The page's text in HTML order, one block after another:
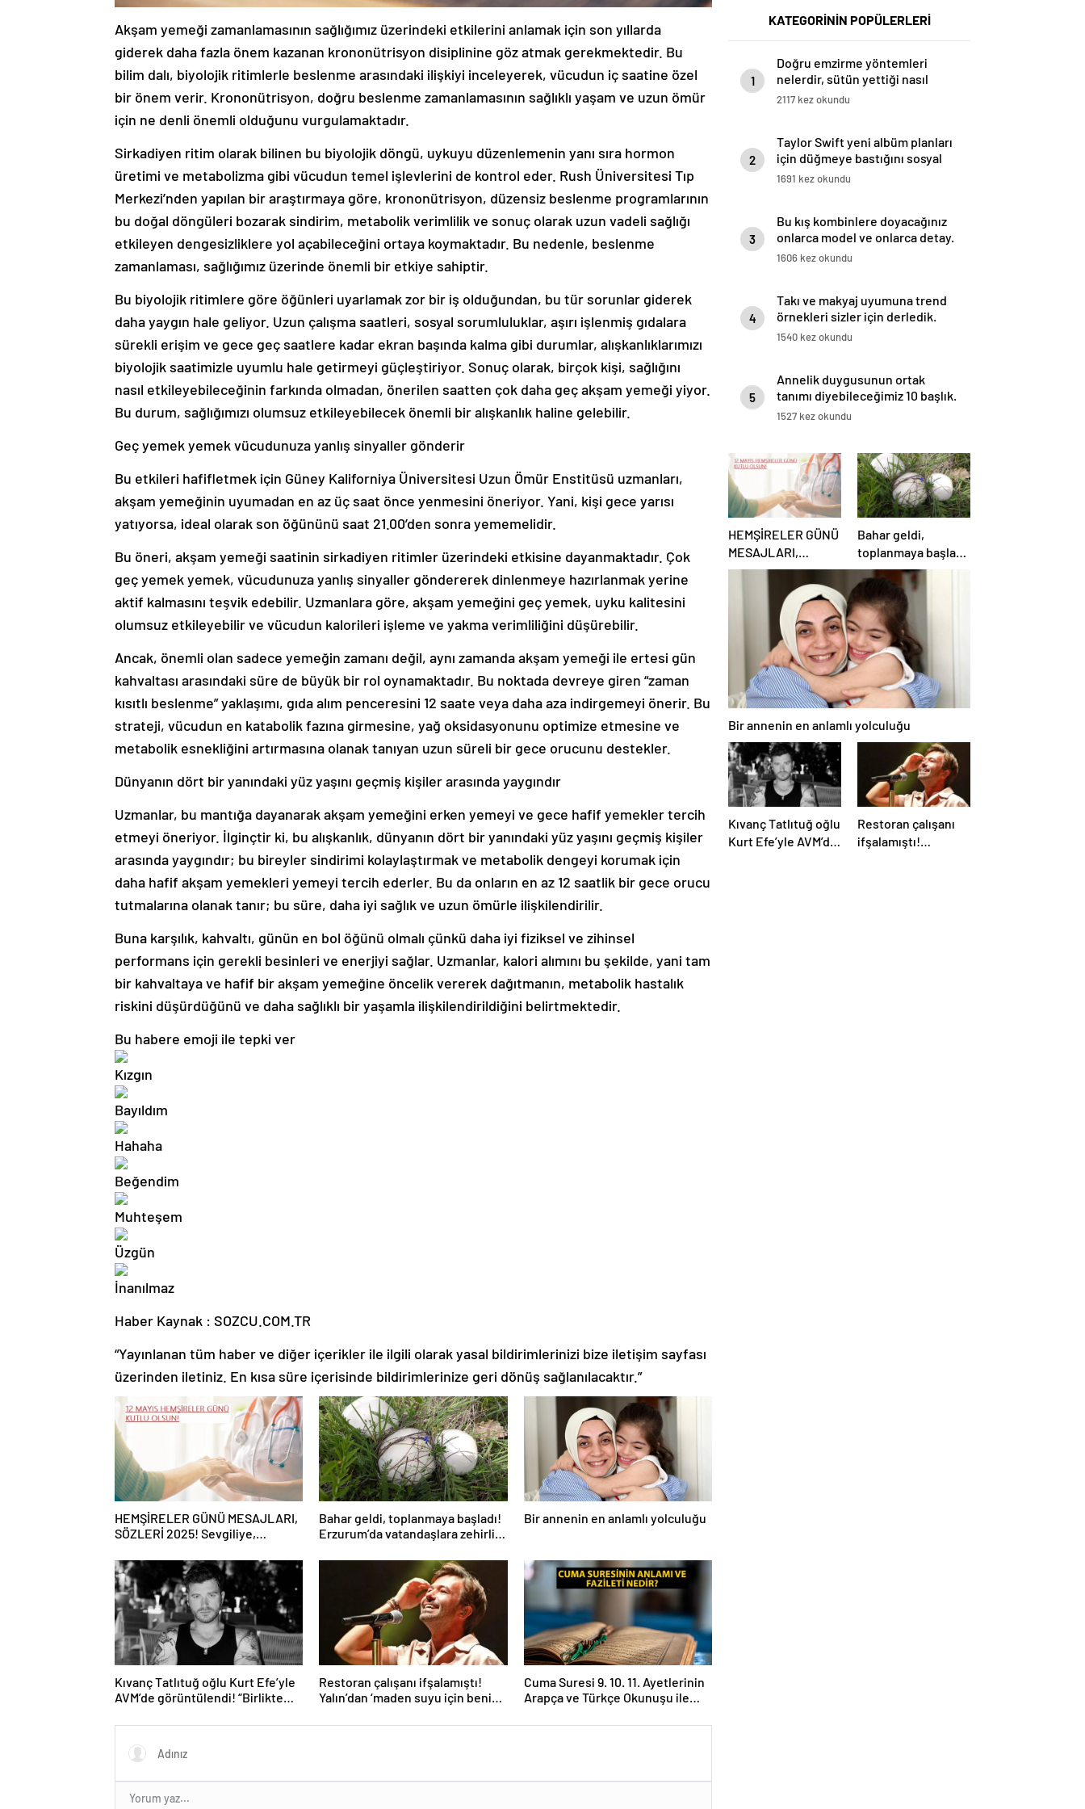
Akşam yemeği zamanlamasının sağlığımız üzerindeki etkilerini anlamak için son yıllarda
giderek daha fazla önem kazanan krononütrisyon disiplinine göz atmak gerekmektedir. Bu
bilim dalı, biyolojik ritimlerle beslenme arasındaki ilişkiyi inceleyerek, vücudun iç saatine özel
bir önem verir. Krononütrisyon, doğru beslenme zamanlamasının sağlıklı yaşam ve uzun ömür
için ne denli önemli olduğunu vurgulamaktadır.
Sirkadiyen ritim olarak bilinen bu biyolojik döngü, uykuyu düzenlemenin yanı sıra hormon
üretimi ve metabolizma gibi vücudun temel işlevlerini de kontrol eder. Rush Üniversitesi Tıp
Merkezi’nden yapılan bir araştırmaya göre, krononütrisyon, düzensiz beslenme programlarının
bu doğal döngüleri bozarak sindirim, metabolik verimlilik ve sonuç olarak uzun vadeli sağlığı
etkileyen dengesizliklere yol açabileceğini ortaya koymaktadır. Bu nedenle, beslenme
zamanlaması, sağlığımız üzerinde önemli bir etkiye sahiptir.
Bu biyolojik ritimlere göre öğünleri uyarlamak zor bir iş olduğundan, bu tür sorunlar giderek
daha yaygın hale geliyor. Uzun çalışma saatleri, sosyal sorumluluklar, aşırı işlenmiş gıdalara
sürekli erişim ve gece geç saatlere kadar ekran başında kalma gibi durumlar, alışkanlıklarımızı
biyolojik saatimizle uyumlu hale getirmeyi güçleştiriyor. Sonuç olarak, birçok kişi, sağlığını
nasıl etkileyebileceğinin farkında olmadan, önerilen saatten çok daha geç akşam yemeği yiyor.
Bu durum, sağlığımızı olumsuz etkileyebilecek önemli bir alışkanlık haline gelebilir.
Geç yemek yemek vücudunuza yanlış sinyaller gönderir
Bu etkileri hafifletmek için Güney Kaliforniya Üniversitesi Uzun Ömür Enstitüsü uzmanları,
akşam yemeğinin uyumadan en az üç saat önce yenmesini öneriyor. Yani, kişi gece yarısı
yatıyorsa, ideal olarak son öğününü saat 21.00’den sonra yememelidir.
Bu öneri, akşam yemeği saatinin sirkadiyen ritimler üzerindeki etkisine dayanmaktadır. Çok
geç yemek yemek, vücudunuza yanlış sinyaller göndererek dinlenmeye hazırlanmak yerine
aktif kalmasını teşvik edebilir. Uzmanlara göre, akşam yemeğini geç yemek, uyku kalitesini
olumsuz etkileyebilir ve vücudun kalorileri işleme ve yakma verimliliğini düşürebilir.
Ancak, önemli olan sadece yemeğin zamanı değil, aynı zamanda akşam yemeği ile ertesi gün
kahvaltası arasındaki süre de büyük bir rol oynamaktadır. Bu noktada devreye giren “zaman
kısıtlı beslenme” yaklaşımı, gıda alım penceresini 12 saate veya daha aza indirgemeyi önerir. Bu
strateji, vücudun en katabolik fazına girmesine, yağ oksidasyonunu optimize etmesine ve
metabolik esnekliğini artırmasına olanak tanıyan uzun süreli bir gece orucunu destekler.
Dünyanın dört bir yanındaki yüz yaşını geçmiş kişiler arasında yaygındır
Uzmanlar, bu mantığa dayanarak akşam yemeğini erken yemeyi ve gece hafif yemekler tercih
etmeyi öneriyor. İlginçtir ki, bu alışkanlık, dünyanın dört bir yanındaki yüz yaşını geçmiş kişiler
arasında yaygındır; bu bireyler sindirimi kolaylaştırmak ve metabolik dengeyi korumak için
daha hafif akşam yemekleri yemeyi tercih ederler. Bu da onların en az 12 saatlik bir gece orucu
tutmalarına olanak tanır; bu süre, daha iyi sağlık ve uzun ömürle ilişkilendirilir.
Buna karşılık, kahvaltı, günün en bol öğünü olmalı çünkü daha iyi fiziksel ve zihinsel
performans için gerekli besinleri ve enerjiyi sağlar. Uzmanlar, kalori alımını bu şekilde, yani tam
bir kahvaltaya ve hafif bir akşam yemeğine öncelik vererek dağıtmanın, metabolik hastalık
riskini düşürdüğünü ve daha sağlıklı bir yaşamla ilişkilendirildiğini belirtmektedir.
Bu habere emoji ile tepki ver
Haber Kaynak : SOZCU.COM.TR
“Yayınlanan tüm haber ve diğer içerikler ile ilgili olarak yasal bildirimlerinizi bize iletişim sayfası
üzerinden iletiniz. En kısa süre içerisinde bildirimlerinize geri dönüş sağlanılacaktır.”
HEMŞİRELER GÜNÜ MESAJLARI,
SÖZLERİ 2025! Sevgiliye,
Hemşireler Günü ile ilgili sözler…
Bahar geldi, toplanmaya başladı!
Erzurum’da vatandaşlara zehirli
Bir annenin en anlamlı yolculuğu
Kıvanç Tatlıtuğ oğlu Kurt Efe’yle
AVM’de görüntülendi! “Birlikte
Restoran çalışanı ifşalamıştı!
Yalın’dan ‘maden suyu için beni
Eğer istemeden birini
Cuma Suresi 9. 10. 11. Ayetlerinin
Arapça ve Türkçe Okunuşu ile
Fazileti Nedir?
KATEGORİNİN POPÜLERLERİ
1
Doğru emzirme yöntemleri
nelerdir, sütün yettiği nasıl
anlaşılır?
2117 kez okundu
2
Taylor Swift yeni albüm planları
için düğmeye bastığını sosyal
medyadan duyurdu!
1691 kez okundu
3
Bu kış kombinlere doyacağınız
onlarca model ve onlarca detay.
1606 kez okundu
4
Takı ve makyaj uyumuna trend
örnekleri sizler için derledik.
1540 kez okundu
5
Annelik duygusunun ortak
tanımı diyebileceğimiz 10 başlık.
1527 kez okundu
HEMŞİRELER GÜNÜ
MESAJLARI,
SÖZLERİ 2025!
Sevgiliye, arkadaşa,
eşe anlamlı, resimli
Hemşireler Günü ile
ilgili sözler…
Bahar geldi,
toplanmaya başladı!
Erzurum’da
vatandaşlara zehirli
mantar uyarısı:
Ölümcül olabilir
Bir annenin en anlamlı yolculuğu
Kıvanç Tatlıtuğ oğlu
Kurt Efe’yle AVM’de
Restoran çalışanı
ifşalamıştı!